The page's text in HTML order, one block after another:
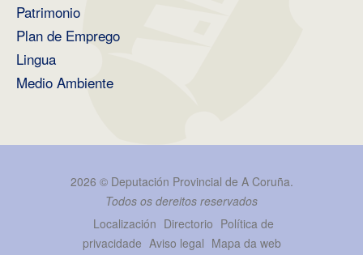
Patrimonio
Plan de Emprego
Lingua
Medio Ambiente
2026 © Deputación Provincial de A Coruña.
Todos os dereitos reservados
Localización Directorio Política de
privacidade Aviso legal Mapa da web